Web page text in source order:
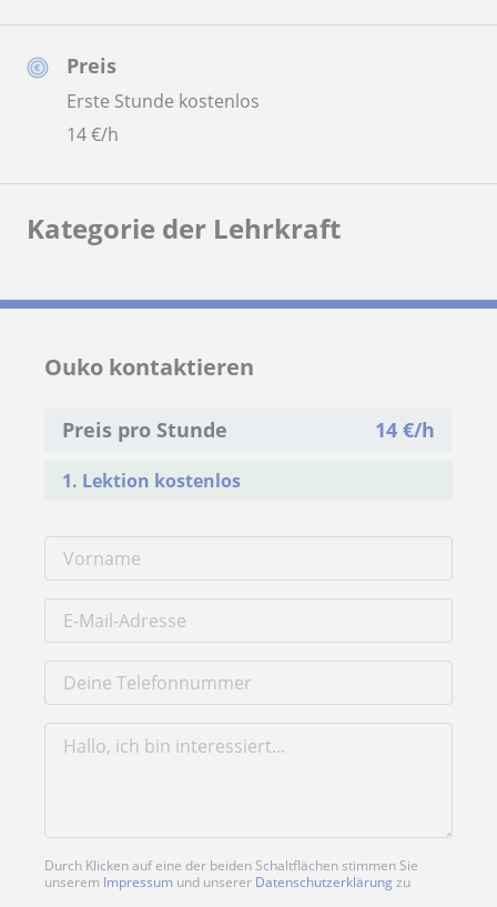
Preis
Erste Stunde kostenlos
14€/h
Kategorie der Lehrkraft
Ouko kontaktieren
Preis pro Stunde 14€/h
1. Lektion kostenlos
Durch Klicken auf eine der beiden Schaltflächen stimmen Sie
unserem Impressum und unserer Datenschutzerklärung zu